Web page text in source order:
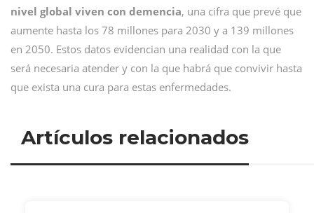
nivel global viven con demencia, una cifra que prevé que
aumente hasta los 78 millones para 2030 y a 139 millones
en 2050. Estos datos evidencian una realidad con la que
será necesaria atender y con la que habrá que convivir hasta
que exista una cura para estas enfermedades.
Artículos relacionados